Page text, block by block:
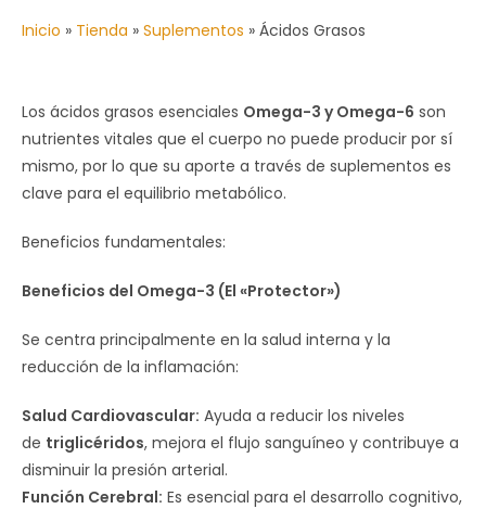
Inicio » Tienda » Suplementos » Ácidos Grasos
Los ácidos grasos esenciales Omega-3 y Omega-6 son
nutrientes vitales que el cuerpo no puede producir por sí
mismo, por lo que su aporte a través de suplementos es
clave para el equilibrio metabólico.
Beneficios fundamentales:
Beneficios del Omega-3 (El «Protector»)
Se centra principalmente en la salud interna y la
reducción de la inflamación:
Salud Cardiovascular: Ayuda a reducir los niveles
de triglicéridos, mejora el flujo sanguíneo y contribuye a
disminuir la presión arterial.
Función Cerebral: Es esencial para el desarrollo cognitivo,